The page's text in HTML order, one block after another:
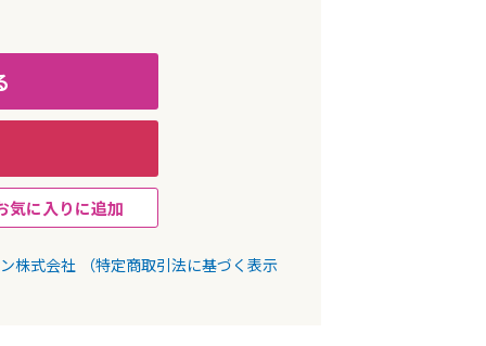
気に入りに追加
株式会社 （特定商取引法に基づく表示